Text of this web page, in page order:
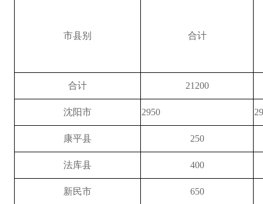
市县别 合计
合计 21200
沈阳市 2950
康平县 250
法库县 400
新民市 650